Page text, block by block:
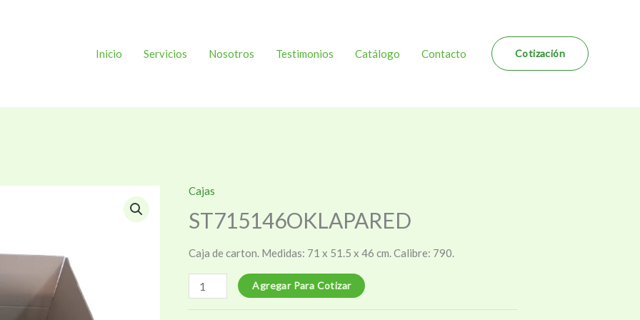
Inicio Servicios Nosotros Testimonios Catálogo Contacto Cotización
Cajas
ST715146OKLAPARED
Caja de carton. Medidas: 71 x 51.5 x 46 cm. Calibre: 790.
ST715146OKLAPARED
cantidad
Agregar Para Cotizar